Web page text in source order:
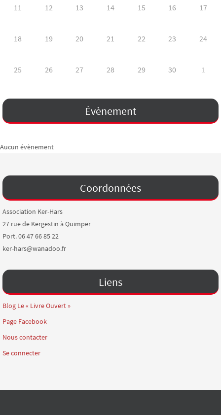
11 12 13 14 15 16 17
18 19 20 21 22 23 24
25 26 27 28 29 30 1
Évènement
Aucun évènement
Coordonnées
Association Ker-Hars
27 rue de Kergestin à Quimper
Port. 06 47 66 85 22
ker-hars@wanadoo.fr
Liens
Blog Le « Livre Ouvert »
Page Facebook
Nous contacter
Se connecter